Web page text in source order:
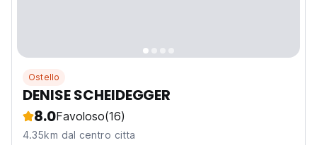
Ostello
DENISE SCHEIDEGGER
8.0Favoloso(16)
4.35km dal centro citta